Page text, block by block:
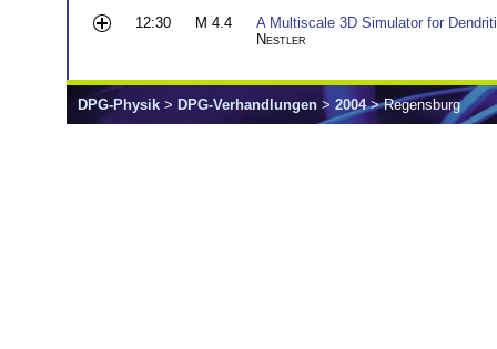
12:30
M 4.4
A Multiscale 3D Simulator for
Nestler
DPG-Physik > DPG-Verhandlungen > 2004> Regensburg